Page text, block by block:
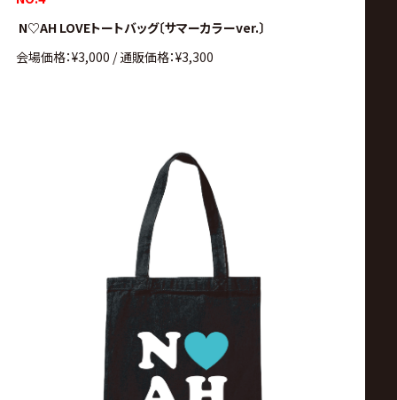
N♡AH LOVEトートバッグ〔サマーカラーver.〕
会場価格：¥3,000 / 通販価格：¥3,300